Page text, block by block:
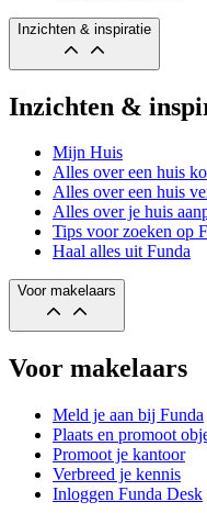
Inzichten & inspiratie
Inzichten &
Mijn Huis
Alles over een huis
Alles over een huis
Alles over je huis
Tips voor zoeken op
Haal alles uit Funda
Voor makelaars
Voor makelaars
Meld je aan bij Funda
Plaats en promoot
Promoot je kantoor
Verbreed je kennis
Inloggen Funda Desk